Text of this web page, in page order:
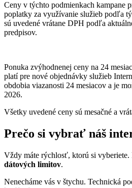
Ceny v týchto podmienkach kampane
poplatky za využívanie služieb podľa
sú uvedené vrátane DPH podľa
predpisov.
Ponuka zvýhodnenej ceny na 24
platípre nové objednávky služieb
obdobia viazanosti 24 mesiacov a je
2026.
Všetky uvedené ceny sú mesačné a
Prečo si vybrať náš
Vždy máte rýchlosť, ktorú si vyberiete.
dátových limitov.
Nenecháme vás v štychu. Technická